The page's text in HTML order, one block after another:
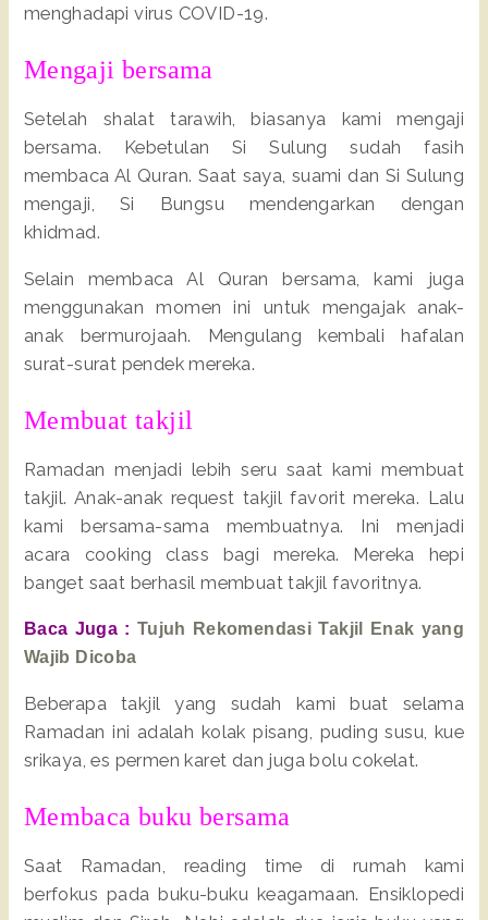
menghadapi virus COVID-19.
Mengaji bersama
Setelah shalat tarawih, biasanya kami mengaji
bersama. Kebetulan Si Sulung sudah fasih
membaca Al Quran. Saat saya, suami dan Si Sulung
mengaji, Si Bungsu mendengarkan dengan
khidmad.
Selain membaca Al Quran bersama, kami juga
menggunakan momen ini untuk mengajak anak-
anak bermurojaah. Mengulang kembali hafalan
surat-surat pendek mereka.
Membuat takjil
Ramadan menjadi lebih seru saat kami membuat
takjil. Anak-anak request takjil favorit mereka. Lalu
kami bersama-sama membuatnya. Ini menjadi
acara cooking class bagi mereka. Mereka hepi
banget saat berhasil membuat takjil favoritnya.
Baca Juga : Tujuh Rekomendasi Takjil Enak yang
Wajib Dicoba
Beberapa takjil yang sudah kami buat selama
Ramadan ini adalah kolak pisang, puding susu, kue
srikaya, es permen karet dan juga bolu cokelat.
Membaca buku bersama
Saat Ramadan, reading time di rumah kami
berfokus pada buku-buku keagamaan. Ensiklopedi